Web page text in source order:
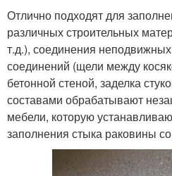
Отлично подходят для
различных строительных
т.д.), соединения
соединений (щели между
бетонной стеной, заделка
составами обрабатывают
мебели, которую
заполнения стыка раковины